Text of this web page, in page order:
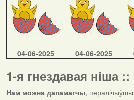
04-06-2025 04-06-2025
1-я гнездавая ніша ::
Нам можна дапамагчы,